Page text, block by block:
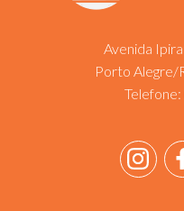
Avenida
Porto Alegre/
Telefone: